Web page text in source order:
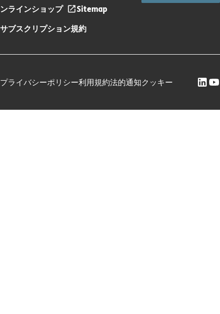
ンラインショップ
Sitemap
サブスクリプション規約
プライバシーポリシー利用規約法的通知クッキー